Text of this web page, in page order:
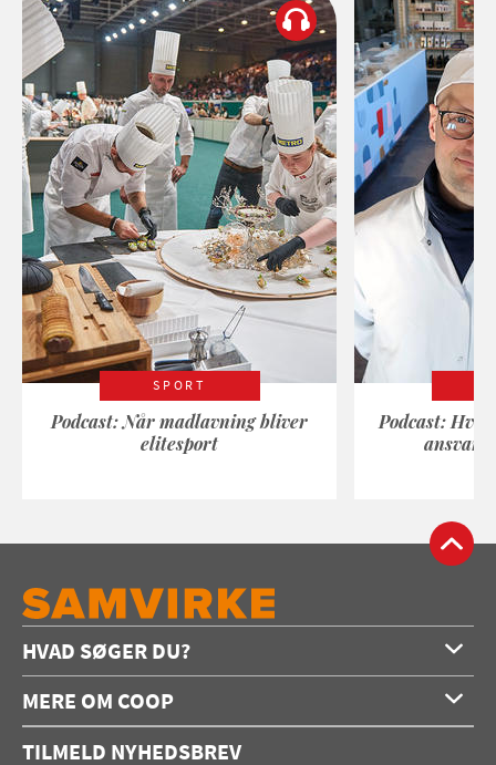
SPORT
Podcast: Når madlavning bliver
elitesport
Podcast:
HVAD SØGER DU?
Forside
Opskrifter
Konkurrencer
MERE OM COOP
TILMELD NYHEDSBREV